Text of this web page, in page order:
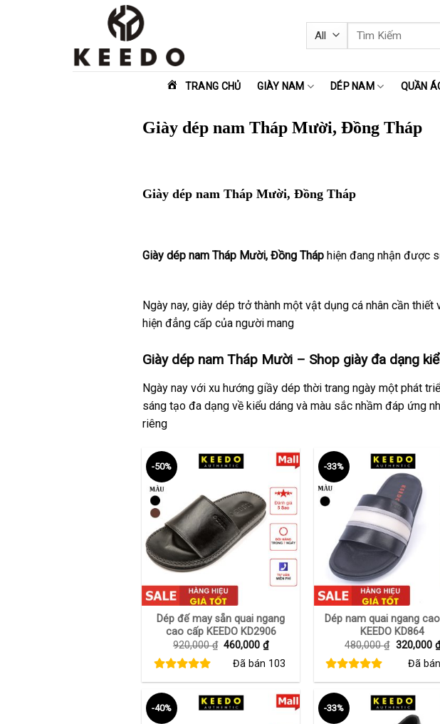
Tìm
kiếm:
TRANG CHỦ GIÀY NAM DÉP NAM QUẦN
Giày dép nam Tháp Mười, Đồng Tháp
Giày dép nam Tháp Mười, Đồng Tháp
Giày dép namTháp Mười, Đồng Tháp hiện đang nhận được
Ngày nay, giày dép trở thành một vật dụng cá nhân cần
hiện đẳng cấp của người mang
Giày dép nam Tháp Mười – Shop giày đa dạng
Ngày nay với xu hướng giầy dép thời trang ngày một phát
sáng tạo đa dạng về kiểu dáng và màu sắc nhầm đáp ứng
riêng
-50%
+
Dép đế may sẵn quai ngang
cao cấp KEEDO KD2906
920,000₫ Giá
là:
460,000₫Giá
hiện
tại
460,000 ₫.
Đã bán 103
-33%
+
Dép nam quai ngang
KEEDO KD864
480,000₫ Giá
320,000 ₫
Đã bán
-40% -33%